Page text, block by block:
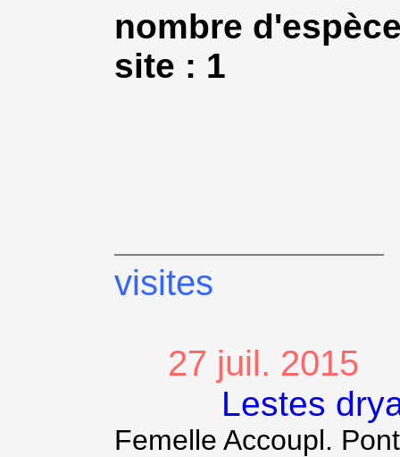
nombre
site : 1
visites
27 juil. 2015
Lestes
Femelle Accoupl.